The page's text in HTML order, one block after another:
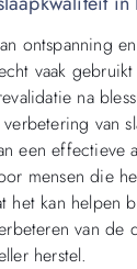
ontspanning
vaak
na
van
een effectieve
mensen die
het kan helpen
van de
herstel.